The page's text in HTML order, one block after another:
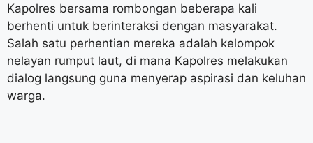
Kapolres bersama rombongan beberapa kali
berhenti untuk berinteraksi dengan masyarakat.
Salah satu perhentian mereka adalah kelompok
nelayan rumput laut, di mana Kapolres melakukan
dialog langsung guna menyerap aspirasi dan keluhan
warga.